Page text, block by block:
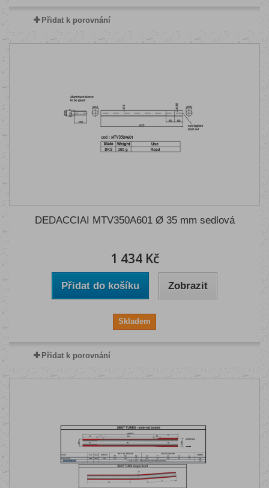
Přidat k porovnání
DEDACCIAI MTV350A601 Ø 35 mm sedlová
1 434 Kč
Přidat do košíku Zobrazit
Skladem
Přidat k porovnání